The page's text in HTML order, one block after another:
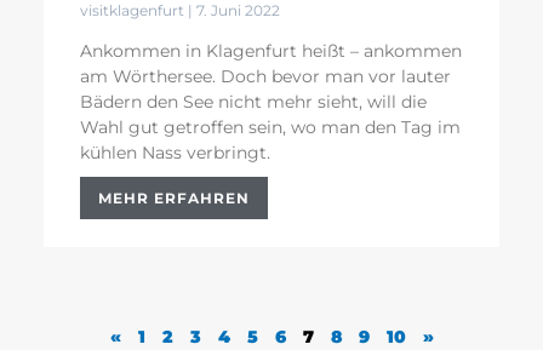
visitklagenfurt 7. Juni 2022
Ankommen in Klagenfurt heißt – ankommen
am Wörthersee. Doch bevor man vor lauter
Bädern den See nicht mehr sieht, will die
Wahl gut getroffen sein, wo man den Tag im
kühlen Nass verbringt.
MEHR ERFAHREN
« 1 2 3 4 5 6 7 8 9 10 »